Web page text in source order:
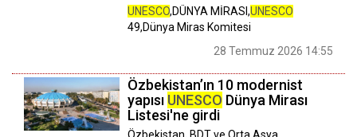
UNESCO,DÜNYA MİRASI,UNESCO
49,Dünya Miras Komitesi
28 Temmuz 2026 14:55
Özbekistan’ın 10 modernist
yapısı UNESCO Dünya Mirası
Listesi'ne girdi